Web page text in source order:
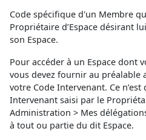
Code spécifique d'un Membre
Propriétaire d’Espace désirant
son Espace.
Pour accéder à un Espace dont
vous devez fournir au préalable
votre Code Intervenant. Ce
Intervenant saisi par le
Administration > Mes
à tout ou partie du dit Espace.